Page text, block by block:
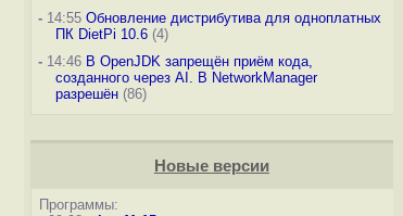
-14:55 Обновление дистрибутива для одноплатных
ПК DietPi 10.6(4)
-14:46 В OpenJDK запрещён приём кода,
созданного через AI. В NetworkManager
разрешён(86)
Новые версии
Программы: